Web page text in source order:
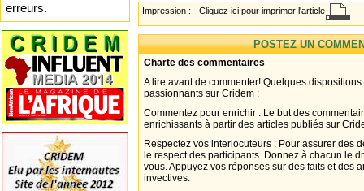
Impression : Cliquez ici pour imprimer l'article
POSTEZ UN
Charte des commentaires
A lire avant de commenter! Quelques
passionnants sur Cridem :
Commentez pour enrichir : Le but des
enrichissants à partir des articles publiés sur
Respectez vos interlocuteurs : Pour assurer des
le respect des participants. Donnez à chacun le
vous. Appuyez vos réponses sur des faits et des
invectives.